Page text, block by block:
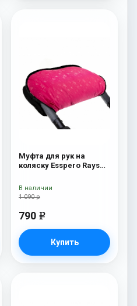
Муфта для рук на
коляску Esspero Rays
1 090 р
790 e
Купить
В наличии